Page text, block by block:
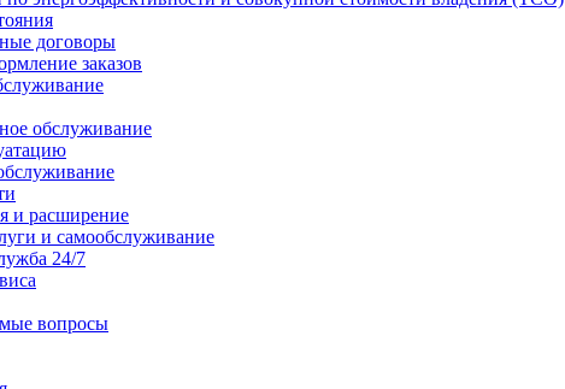
договоры
заказов
обслуживание
и расширение
и самообслуживание
24/7
вопросы